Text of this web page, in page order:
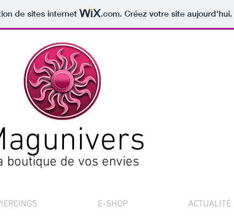
de sites internet .com. Créez votre site aujourd'hui.
boutique de vos envies
E-SHOP ACTUALITÉ